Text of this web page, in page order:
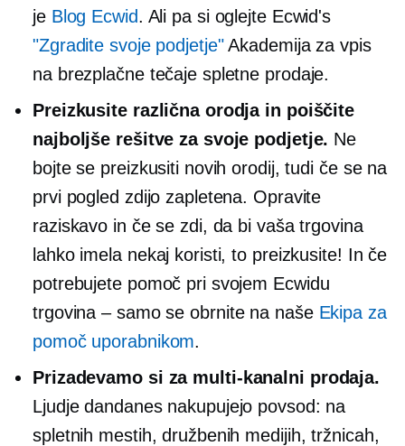
je Blog Ecwid. Ali pa si oglejte Ecwid's
"Zgradite svoje podjetje"Akademija za vpis
na brezplačne tečaje spletne prodaje.
Preizkusite različna orodja in poiščite
najboljše rešitve za svoje podjetje. Ne
bojte se preizkusiti novih orodij, tudi če se na
prvi pogled zdijo zapletena. Opravite
raziskavo in če se zdi, da bi vaša trgovina
lahko imela nekaj koristi, to preizkusite! In če
potrebujete pomoč pri svojem Ecwidu
trgovina – samose obrnite na naše Ekipa za
pomoč uporabnikom.
Prizadevamo si za multi-kanalni prodaja.
Ljudje dandanes nakupujejo povsod: na
spletnih mestih, družbenih medijih, tržnicah,